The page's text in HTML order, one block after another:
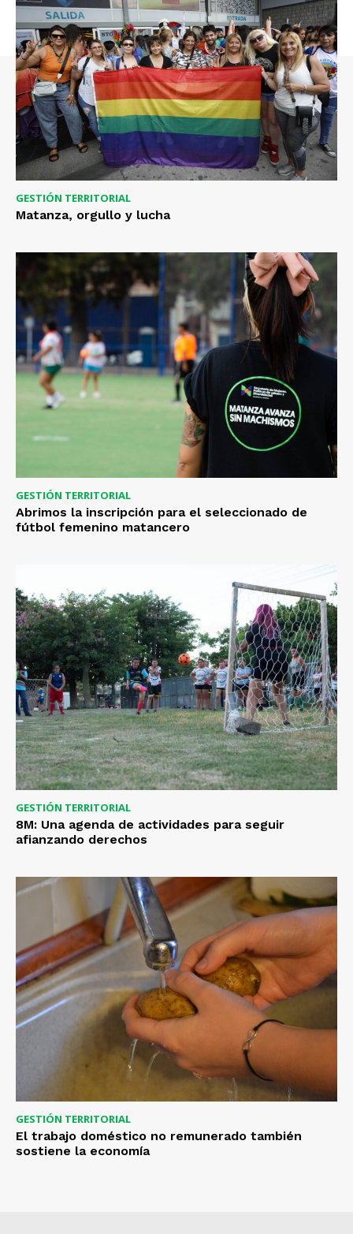
GESTIÓN TERRITORIAL
Matanza, orgullo y lucha
GESTIÓN TERRITORIAL
Abrimos la inscripción para el seleccionado de
fútbol femenino matancero
GESTIÓN TERRITORIAL
8M: Una agenda de actividades para seguir
afianzando derechos
GESTIÓN TERRITORIAL
El trabajo doméstico no remunerado también
sostiene la economía